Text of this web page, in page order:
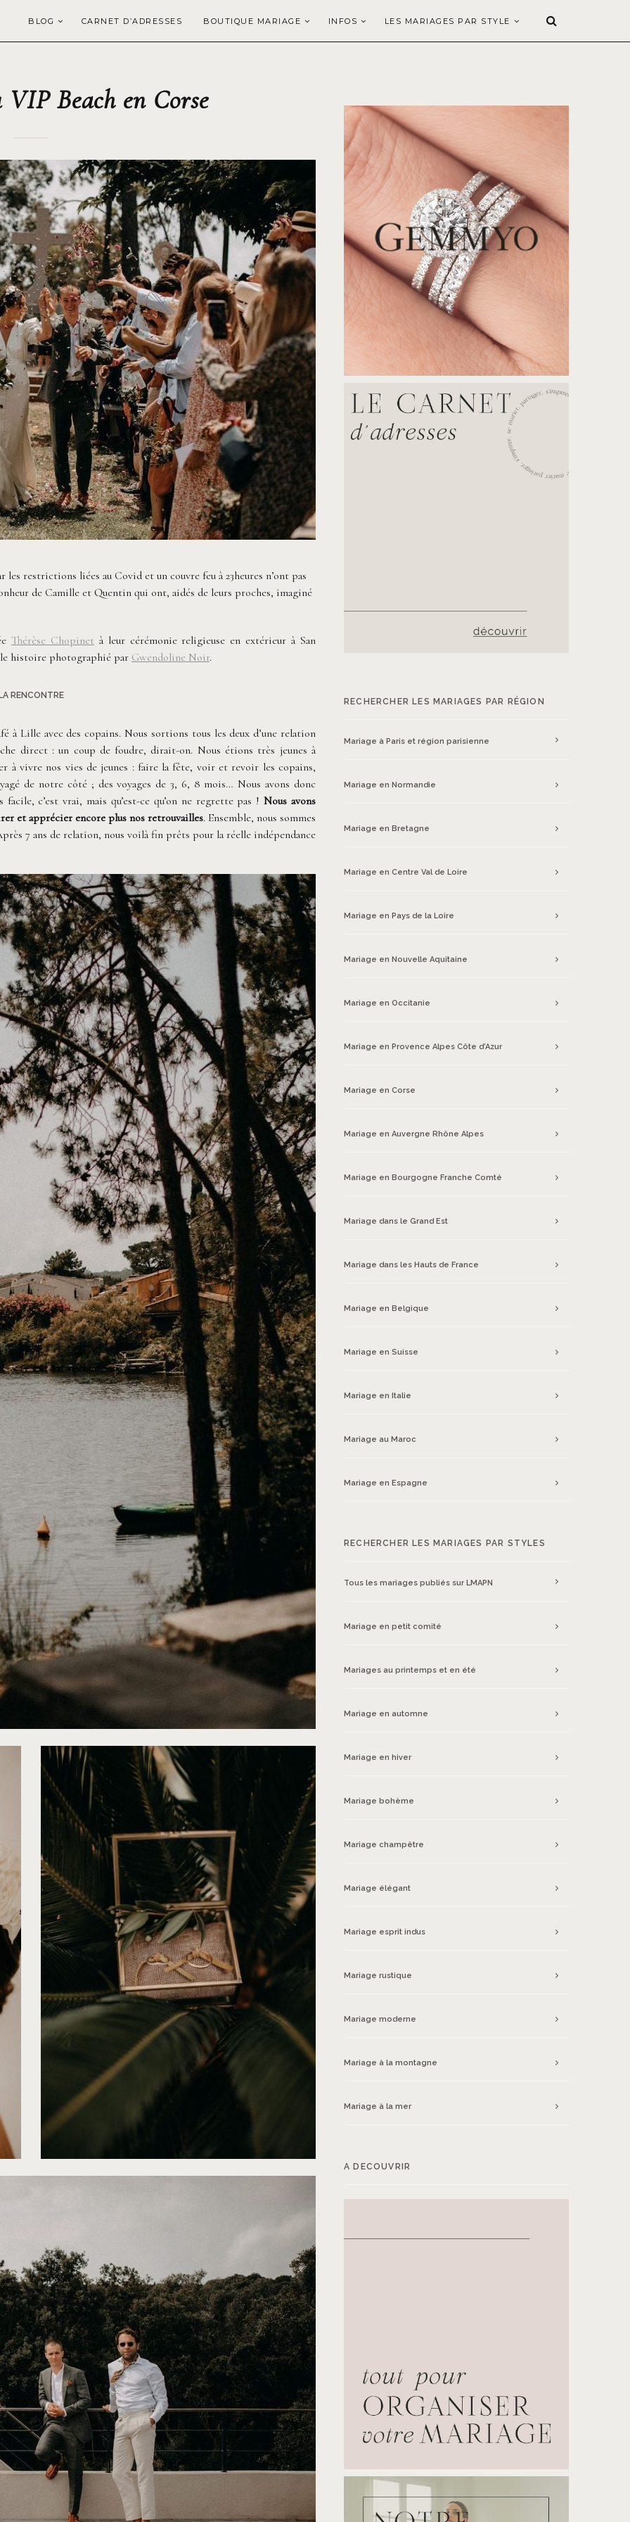
BLOG CARNET D’ADRESSES BOUTIQUE MARIAGE INFOS LES MARIAGES PAR STYLE
Beach en Corse
les restrictions liées au Covid et un couvre feu à 23heures n’ont pas
de Camille et Quentin qui ont, aidés de leurs proches, imaginé
Thérèse Chopinet à leur cérémonie religieuse en extérieur à San
histoire photographié par Gwendoline Noir.
RENCONTRE
à Lille avec des copains. Nous sortions tous les deux d’une relation
direct : un coup de foudre, dirait-on. Nous étions très jeunes à
à vivre nos vies de jeunes : faire la fête, voir et revoir les copains,
de notre côté ; des voyages de 3, 6, 8 mois… Nous avons donc
c’est vrai, mais qu’est-ce qu’on ne regrette pas !Nous avons
et apprécier encore plus nos retrouvailles. Ensemble, nous sommes
7 ans de relation, nous voilà fin prêts pour la réelle indépendance
RECHERCHER LES MARIAGES PAR RÉGION
Mariage à Paris et région parisienne
Mariage en Normandie
Mariage en Bretagne
Mariage en Centre Val de Loire
Mariage en Pays de la Loire
Mariage en Nouvelle Aquitaine
Mariage en Occitanie
Mariage en Provence Alpes Côte d’Azur
Mariage en Corse
Mariage en Auvergne Rhône Alpes
Mariage en Bourgogne Franche Comté
Mariage dans le Grand Est
Mariage dans les Hauts de France
Mariage en Belgique
Mariage en Suisse
Mariage en Italie
Mariage au Maroc
Mariage en Espagne
RECHERCHER LES MARIAGES PAR STYLES
Tous les mariages publiés sur LMAPN
Mariage en petit comité
Mariages au printemps et en été
Mariage en automne
Mariage en hiver
Mariage bohème
Mariage champêtre
Mariage élégant
Mariage esprit indus
Mariage rustique
Mariage moderne
Mariage à la montagne
Mariage à la mer
A DECOUVRIR